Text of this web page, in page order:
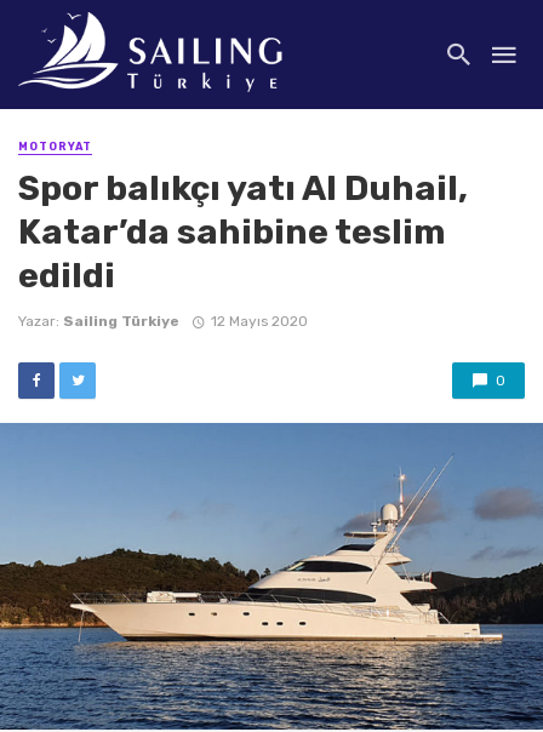
MOTORYAT
Spor balıkçı yatı Al Duhail,
Katar’da sahibine teslim
edildi
Yazar: Sailing Türkiye 12 Mayıs 2020
0